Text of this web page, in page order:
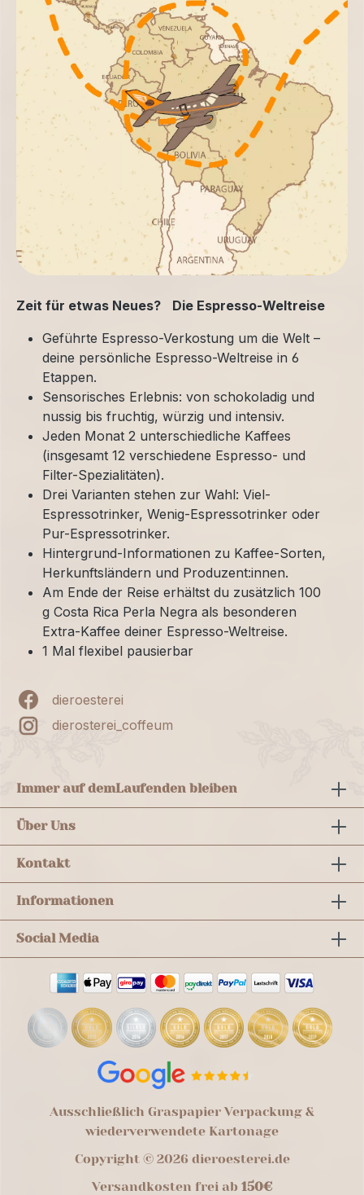
Zeit für etwas Neues? Die Espresso-Weltreise
Geführte Espresso-Verkostung um die Welt –
deine persönliche Espresso-Weltreise in 6
Etappen.
Sensorisches Erlebnis: von schokoladig und
nussig bis fruchtig, würzig und intensiv.
Jeden Monat 2 unterschiedliche Kaffees
(insgesamt 12 verschiedene Espresso- und
Filter-Spezialitäten).
Drei Varianten stehen zur Wahl: Viel-
Espressotrinker, Wenig-Espressotrinker oder
Pur-Espressotrinker.
Hintergrund-Informationen zu Kaffee-Sorten,
Herkunftsländern und Produzent:innen.
Am Ende der Reise erhältst du zusätzlich 100
g Costa Rica Perla Negra als besonderen
Extra-Kaffee deiner Espresso-Weltreise.
1 Mal flexibel pausierbar
dieroesterei
dierosterei_coffeum
Immer auf demLaufenden bleiben
Über Uns
Kontakt
Informationen
Social Media
Ausschließlich Graspapier Verpackung &
wiederverwendete Kartonage
Copyright © 2026 dieroesterei.de
Versandkosten frei ab 150€